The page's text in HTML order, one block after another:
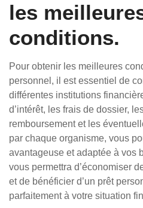
les
conditions.
Pour obtenir les meilleures
personnel, il est essentiel de
différentes institutions
d’intérêt, les frais de dossier,
remboursement et les
par chaque organisme, vous
avantageuse et adaptée à vos
vous permettra d’économiser
et de bénéficier d’un prêt
parfaitement à votre situation